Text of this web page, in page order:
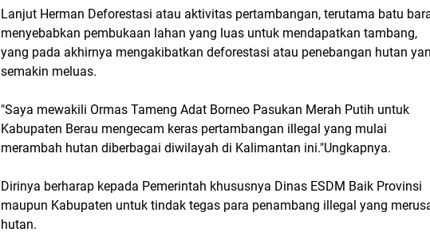
Lanjut Herman Deforestasi atau aktivitas pertambangan, terutama batu
menyebabkan pembukaan lahan yang luas untuk mendapatkan tambang,
yang pada akhirnya mengakibatkan deforestasi atau penebangan hutan
semakin meluas.
"Saya mewakili Ormas Tameng Adat Borneo Pasukan Merah Putih untuk
Kabupaten Berau mengecam keras pertambangan illegal yang mulai
merambah hutan diberbagai diwilayah di Kalimantan ini."Ungkapnya.
Dirinya berharap kepada Pemerintah khususnya Dinas ESDM Baik Provinsi
maupun Kabupaten untuk tindak tegas para penambang illegal yang
hutan.